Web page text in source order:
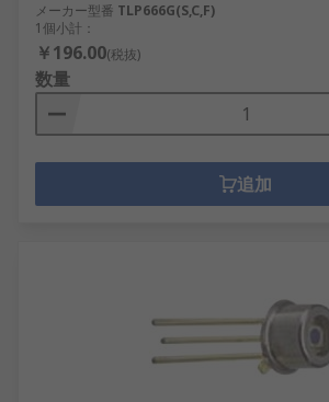
メーカー型番 TLP666G(S,C,F)
1個小計：
￥196.00(税抜)
数量
追加